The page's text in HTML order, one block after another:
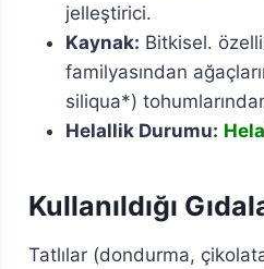
jelleştirici.
Kaynak: Bitkisel.
familyasından
siliqua*)
Helallik Durumu:
Kullanıldığı
Tatlılar (dondurma,